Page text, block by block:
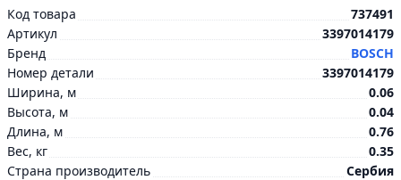
Код товара
737491
Артикул
3397014179
Бренд
BOSCH
Номер детали
3397014179
Ширина, м
0.06
Высота, м
0.04
Длина, м
0.76
Вес, кг
0.35
Страна производитель
Сербия